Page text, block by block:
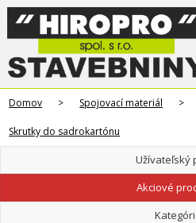
Domov > Spojovací materiál >
Skrutky do sadrokartónu
Užívateľský
Akciové